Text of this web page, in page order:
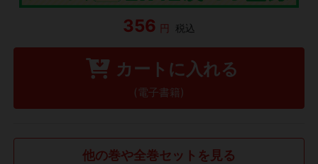
356 円 税込
カートに入れる
(電子書籍)
他の巻や全巻セットを見る